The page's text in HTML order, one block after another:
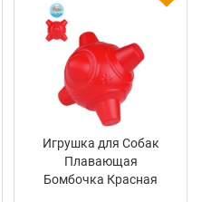
Игрушка для Собак
Плавающая
Бомбочка Красная